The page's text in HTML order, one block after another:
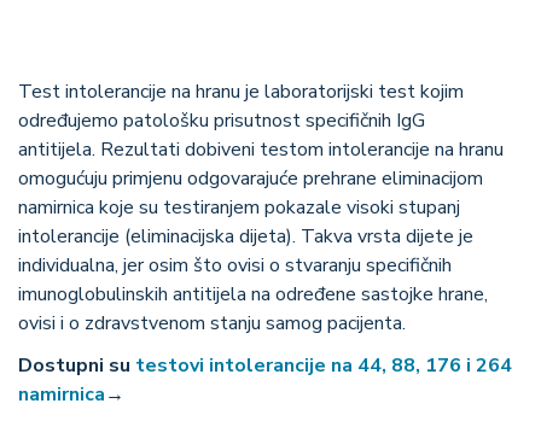
Test intolerancije na hranu je laboratorijski test kojim
određujemo patološku prisutnost specifičnih IgG
antitijela. Rezultati dobiveni testom intolerancije na hranu
omogućuju primjenu odgovarajuće prehrane eliminacijom
namirnica koje su testiranjem pokazale visoki stupanj
intolerancije (eliminacijska dijeta). Takva vrsta dijete je
individualna, jer osim što ovisi o stvaranju specifičnih
imunoglobulinskih antitijela na određene sastojke hrane,
ovisi i o zdravstvenom stanju samog pacijenta.
Dostupni su testovi intolerancije na 44, 88, 176 i 264
namirnica→